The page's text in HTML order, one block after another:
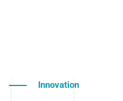
Innovation